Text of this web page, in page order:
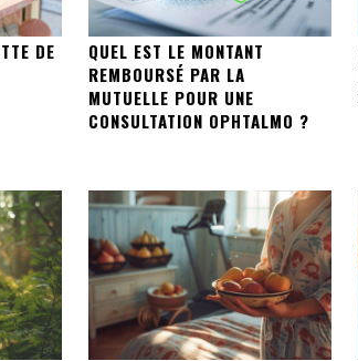
DE
QUEL EST LE MONTANT
REMBOURSÉ PAR LA
MUTUELLE POUR UNE
CONSULTATION OPHTALMO ?